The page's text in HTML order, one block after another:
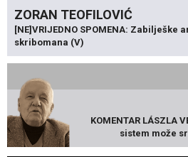
ZORAN TEOFILOVIĆ
[NE]VRIJEDNO SPOMENA: Zabilješke
skribomana (V)
KOMENTAR LÁSZLA
sistem može